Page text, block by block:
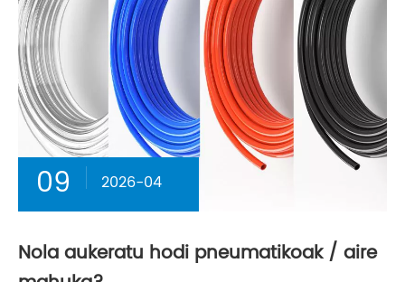
09 2026-04
Nola aukeratu hodi pneumatikoak / aire